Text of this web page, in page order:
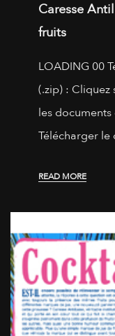
Caresse
fruits
LOADING 00
(.zip) :
les
Télécharger le
READ MORE